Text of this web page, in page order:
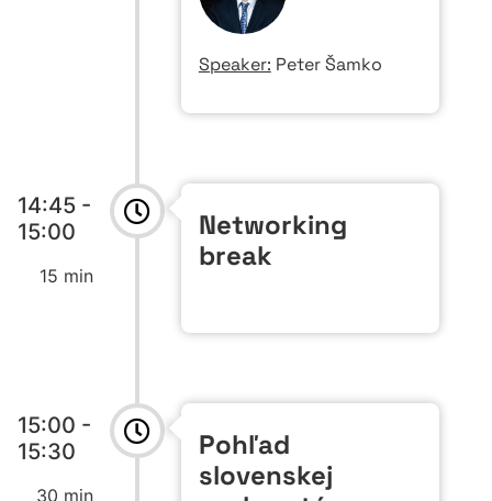
Speaker: Peter Šamko
14:45 -
15:00
15 min
Networking
break
15:00 -
15:30
30 min
Pohľad
slovenskej